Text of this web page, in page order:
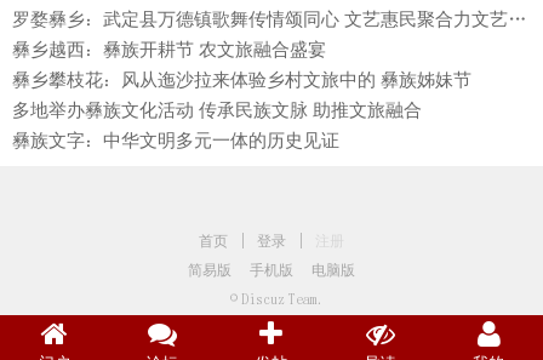
罗婺彝乡：武定县万德镇歌舞传情颂同心 文艺惠民聚合力文艺演出精彩上演 ...
彝乡越西：彝族开耕节 农文旅融合盛宴
彝乡攀枝花：风从迤沙拉来体验乡村文旅中的 彝族姊妹节
多地举办彝族文化活动 传承民族文脉 助推文旅融合
彝族文字：中华文明多元一体的历史见证
首页 登录
简易版
手机版
电脑版
© Discuz Team.